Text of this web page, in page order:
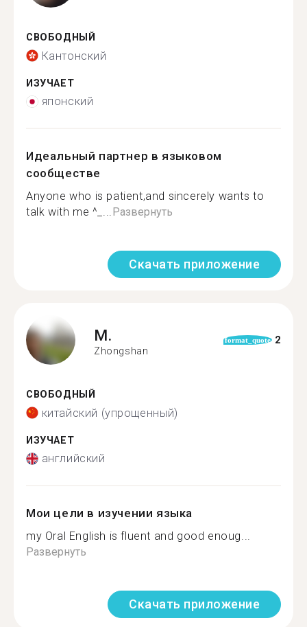
СВОБОДНЫЙ
Кантонский
ИЗУЧАЕТ
японский
Идеальный партнер в языковом
сообществе
Anyone who is patient,and sincerely wants to
talk with me ^_...Развернуть
Скачать приложение
M.
Zhongshan
format_quote 2
СВОБОДНЫЙ
китайский (упрощенный)
ИЗУЧАЕТ
английский
Мои цели в изучении языка
my Oral English is fluent and good enoug...
Развернуть
Скачать приложение